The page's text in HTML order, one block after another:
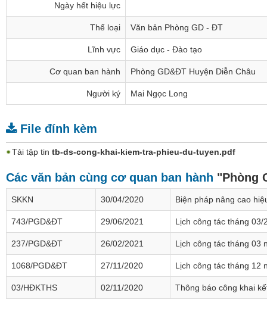
Ngày hết hiệu lực
Thể loại Văn bản Phòng GD - ĐT
Lĩnh vực Giáo dục - Đào tạo
Cơ quan ban hành Phòng GD&ĐT Huyện Diễn Châu
Người ký Mai Ngọc Long
File đính kèm
Tải tập tin tb-ds-cong-khai-kiem-tra-phieu-du-tuyen.pdf
Các văn bản cùng cơ quan ban hành "Phòng
SKKN 30/04/2020 Biện pháp nâng cao
743/PGD&ĐT 29/06/2021 Lịch công tác tháng 03/
237/PGD&ĐT 26/02/2021 Lịch công tác tháng 03
1068/PGD&ĐT 27/11/2020 Lịch công tác tháng 12
03/HĐKTHS 02/11/2020 Thông báo công khai